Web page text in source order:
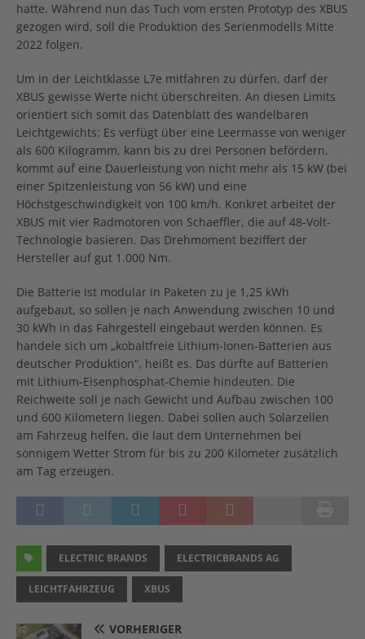
hatte. Während nun das Tuch vom ersten Prototyp des XBUS
gezogen wird, soll die Produktion des Serienmodells Mitte
2022 folgen.
Um in der Leichtklasse L7e mitfahren zu dürfen, darf der
XBUS gewisse Werte nicht überschreiten. An diesen Limits
orientiert sich somit das Datenblatt des wandelbaren
Leichtgewichts: Es verfügt über eine Leermasse von weniger
als 600 Kilogramm, kann bis zu drei Personen befördern,
kommt auf eine Dauerleistung von nicht mehr als 15 kW (bei
einer Spitzenleistung von 56 kW) und eine
Höchstgeschwindigkeit von 100 km/h. Konkret arbeitet der
XBUS mit vier Radmotoren von Schaeffler, die auf 48-Volt-
Technologie basieren. Das Drehmoment beziffert der
Hersteller auf gut 1.000 Nm.
Die Batterie ist modular in Paketen zu je 1,25 kWh
aufgebaut, so sollen je nach Anwendung zwischen 10 und
30 kWh in das Fahrgestell eingebaut werden können. Es
handele sich um „kobaltfreie Lithium-Ionen-Batterien aus
deutscher Produktion“, heißt es. Das dürfte auf Batterien
mit Lithium-Eisenphosphat-Chemie hindeuten. Die
Reichweite soll je nach Gewicht und Aufbau zwischen 100
und 600 Kilometern liegen. Dabei sollen auch Solarzellen
am Fahrzeug helfen, die laut dem Unternehmen bei
sonnigem Wetter Strom für bis zu 200 Kilometer zusätzlich
am Tag erzeugen.
ELECTRIC BRANDS ELECTRICBRANDS AG
LEICHTFAHRZEUG XBUS
VORHERIGER